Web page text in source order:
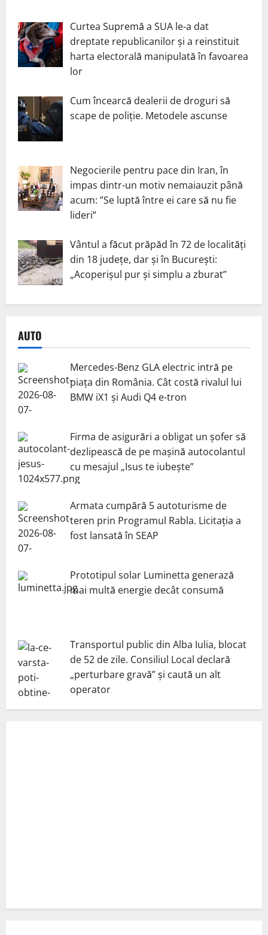
Curtea Supremă a SUA le-a dat
dreptate republicanilor și a reinstituit
harta electorală manipulată în favoarea
lor
Cum încearcă dealerii de droguri să
scape de poliție. Metodele ascunse
Negocierile pentru pace din Iran, în
impas dintr-un motiv nemaiauzit până
acum: ”Se luptă între ei care să nu fie
lideri”
Vântul a făcut prăpăd în 72 de localități
din 18 județe, dar și în București:
„Acoperișul pur și simplu a zburat”
AUTO
Mercedes-Benz GLA electric intră pe
piața din România. Cât costă rivalul lui
BMW iX1 și Audi Q4 e-tron
Firma de asigurări a obligat un șofer să
dezlipească de pe mașină autocolantul
cu mesajul „Isus te iubește”
Armata cumpără 5 autoturisme de
teren prin Programul Rabla. Licitația a
fost lansată în SEAP
Prototipul solar Luminetta generază
mai multă energie decât consumă
Transportul public din Alba Iulia, blocat
de 52 de zile. Consiliul Local declară
„perturbare gravă” și caută un alt
operator